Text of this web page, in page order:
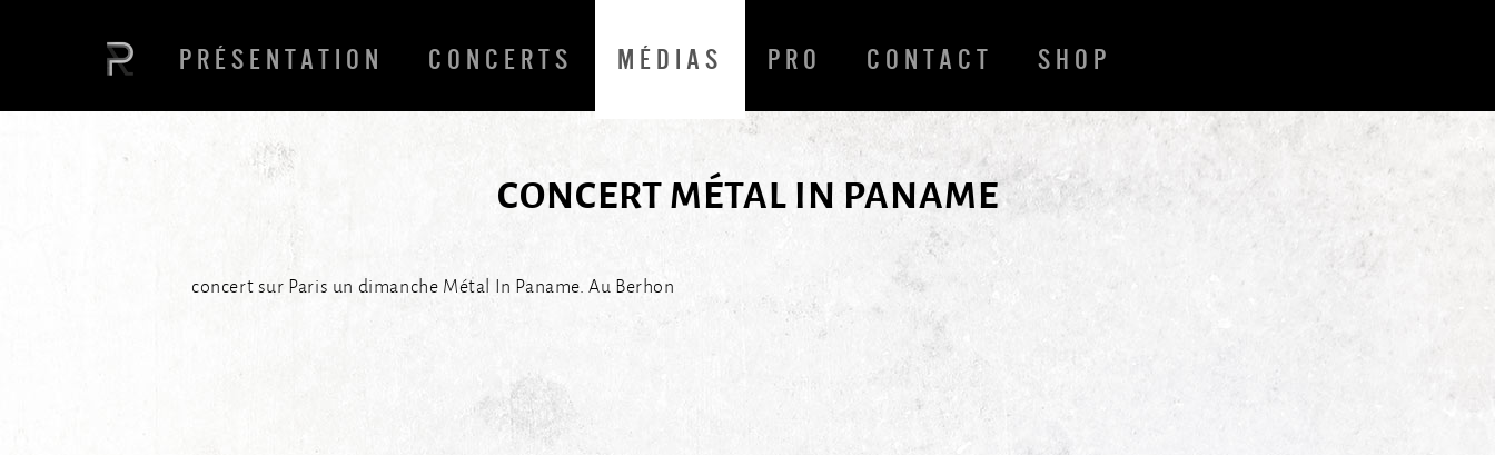
PRÉSENTATION CONCERTS MÉDIAS PRO CONTACT SHOP
CONCERT MÉTAL IN PANAME
concert sur Paris un dimanche Métal In Paname. Au Berhon